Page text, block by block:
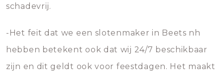
schadevrij.
-Het feit dat we een slotenmaker in Beets nh
hebben betekent ook dat wij 24/7 beschikbaar
zijn en dit geldt ook voor feestdagen. Het maakt